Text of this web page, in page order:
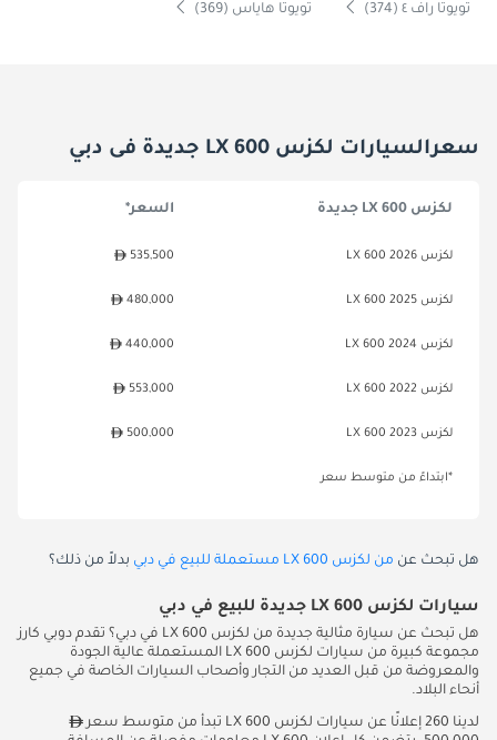
تويوتا راف ٤ (374) تويوتا هاياس (369)
سعرالسيارات لكزس LX 600 جديدة فى دبي
لكزس LX 600 جديدة السعر*
لكزس LX 600 2026 535,500
لكزس LX 600 2025 480,000
لكزس LX 600 2024 440,000
لكزس LX 600 2022 553,000
لكزس LX 600 2023 500,000
*ابتداءً من متوسط سعر
هل تبحث عن من لكزس LX 600 مستعملة للبيع في دبي بدلاً من ذلك؟
سيارات لكزس LX 600 جديدة للبيع في دبي
هل تبحث عن سيارة مثالية جديدة من لكزس LX 600 في دبي؟ تقدم دوبي كارز
مجموعة كبيرة من سيارات لكزس LX 600 المستعملة عالية الجودة
والمعروضة من قبل العديد من التجار وأصحاب السيارات الخاصة في جميع
أنحاء البلاد.
لدينا 260 إعلانًا عن سيارات لكزس LX 600 تبدأ من متوسط سعر